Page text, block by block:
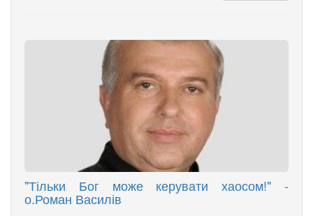
"Тільки Бог може керувати хаосом!" -
о.Роман Василів